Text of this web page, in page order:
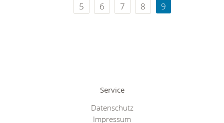
5
6 7 8 9
Service
Datenschutz
Impressum